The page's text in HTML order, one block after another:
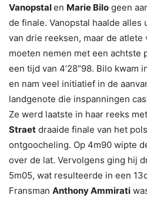
Vanopstalen Marie Bilo geen
de finale. Vanopstal haalde alles
van drie reeksen, maar de atlete
moeten nemen met een achtste
een tijd van 4’28″98. Bilo kwam
en nam veel initiatief in de
landgenote die inspanningen
Ze werd laatste in haar reeks
Straet draaide finale van het
ontgoocheling. Op 4m90 wipte
over de lat. Vervolgens ging hij
5m05, wat resulteerde in een
Fransman Anthony Ammirati